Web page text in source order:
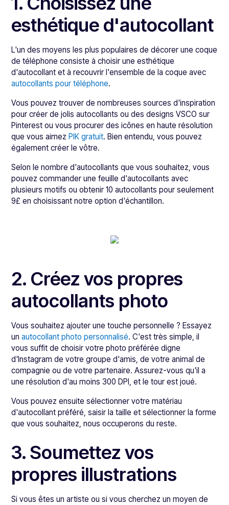
esthétique d'autocollant
L'un des moyens les plus populaires de décorer une coque
de téléphone consiste à choisir une esthétique
d'autocollant et à recouvrir l'ensemble de la coque avec
autocollants pour téléphone.
Vous pouvez trouver de nombreuses sources d'inspiration
pour créer de jolis autocollants ou des designs VSCO sur
Pinterest ou vous procurer des icônes en haute résolution
que vous aimezPIK gratuit. Bien entendu, vous pouvez
également créer le vôtre.
Selon le nombre d'autocollants que vous souhaitez, vous
pouvez commander une feuille d'autocollants avec
plusieurs motifs ou obtenir 10 autocollants pour seulement
9£ en choisissant notre option d'échantillon.
2. Créez vos propres
autocollants photo
Vous souhaitez ajouter une touche personnelle ? Essayez
unautocollant photo personnalisé. C'est très simple, il
vous suffit de choisir votre photo préférée digne
d'Instagram de votre groupe d'amis, de votre animal de
compagnie ou de votre partenaire. Assurez-vous qu'il a
une résolution d'au moins 300 DPI, et le tour est joué.
Vous pouvez ensuite sélectionner votre matériau
d'autocollant préféré, saisir la taille et sélectionner la forme
que vous souhaitez, nous occuperons du reste.
3. Soumettez vos
propres illustrations
Si vous êtes un artiste ou si vous cherchez un moyen de